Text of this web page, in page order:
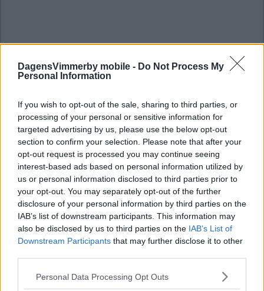
DagensVimmerby mobile - Do Not Process My
Personal Information
If you wish to opt-out of the sale, sharing to third parties, or
processing of your personal or sensitive information for
targeted advertising by us, please use the below opt-out
section to confirm your selection. Please note that after your
opt-out request is processed you may continue seeing
interest-based ads based on personal information utilized by
us or personal information disclosed to third parties prior to
your opt-out. You may separately opt-out of the further
disclosure of your personal information by third parties on the
IAB’s list of downstream participants. This information may
also be disclosed by us to third parties on the IAB’s List of
Downstream Participants that may further disclose it to other
Please note that this website/app uses one or more Google
Personal Data Processing Opt Outs